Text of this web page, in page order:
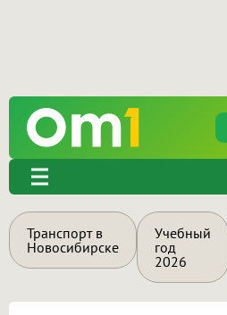
Транспорт в
Новосибирске
Учебный
год
2026